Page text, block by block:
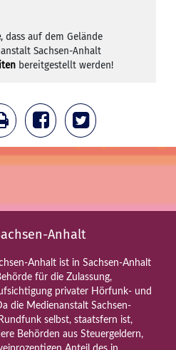
, dass auf dem Gelände
Sachsen-Anhalt
bereitgestellt werden!
Anhalt
Anhalt ist in Sachsen-Anhalt
für die Zulassung,
privater Hörfunk- und
die Medienanstalt Sachsen-
selbst, staatsfern ist,
Behörden aus Steuergeldern,